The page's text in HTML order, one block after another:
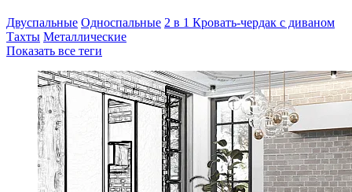
Двуспальные Односпальные 2 в 1 Кровать-чердак с диваном
Тахты Металлические
Показать все теги